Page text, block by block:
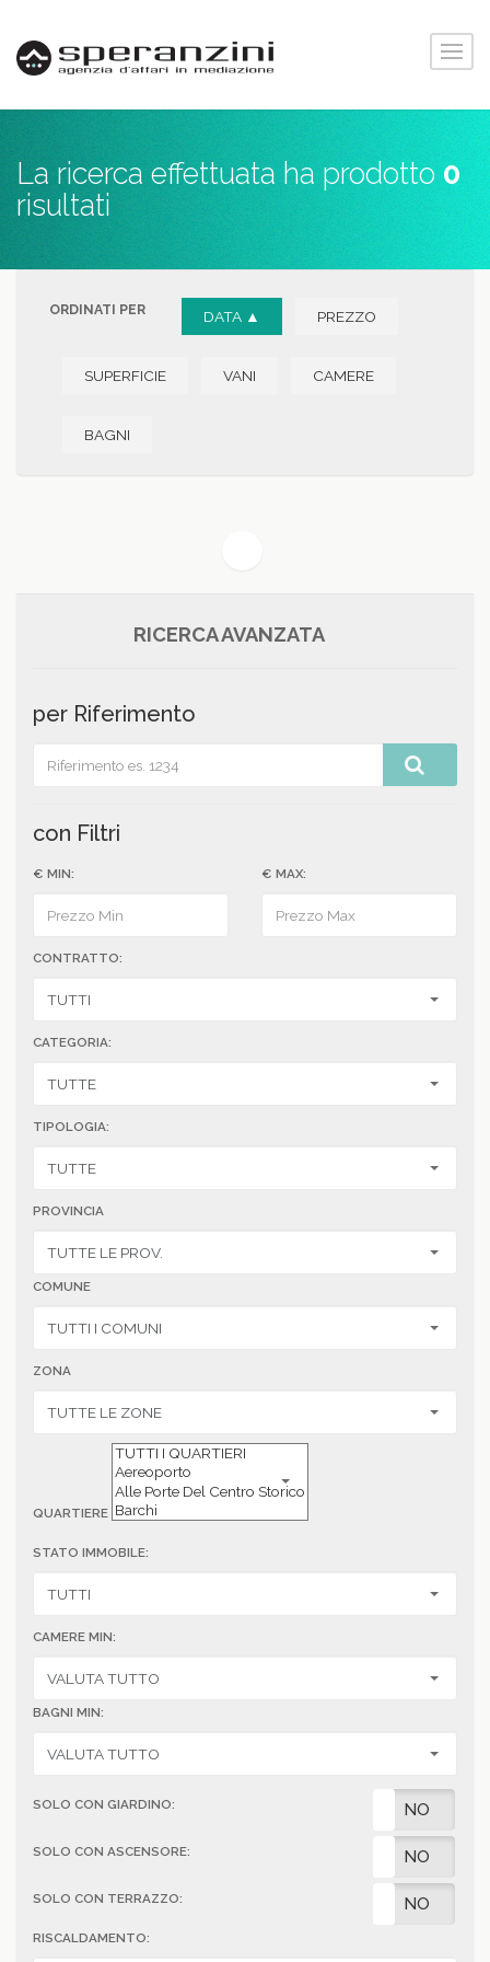
La ricerca effettuata ha prodotto 0
risultati
ORDINATI PER DATA ▲ PREZZO
SUPERFICIE VANI CAMERE
BAGNI
RICERCA AVANZATA
per Riferimento
con Filtri
€ MIN: € MAX:
CONTRATTO:
CATEGORIA:
TIPOLOGIA:
PROVINCIA
COMUNE
ZONA
QUARTIERE
STATO IMMOBILE:
CAMERE MIN:
BAGNI MIN:
SOLO CON GIARDINO: NO
SOLO CON ASCENSORE: NO
SOLO CON TERRAZZO: NO
RISCALDAMENTO: